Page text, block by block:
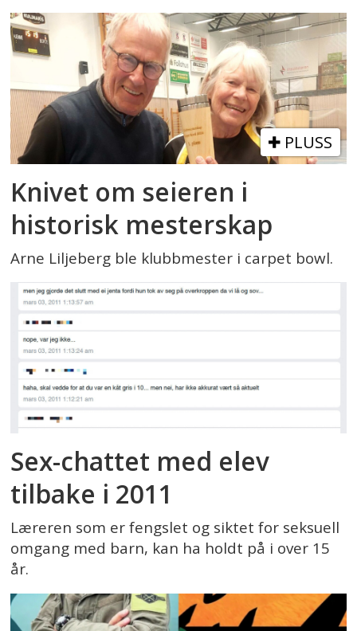
PLUSS
Knivet om seieren i
historisk mesterskap
Arne Liljeberg ble klubbmester i carpet bowl.
Sex-chattet med elev
tilbake i 2011
Læreren som er fengslet og siktet for seksuell
omgang med barn, kan ha holdt på i over 15
år.